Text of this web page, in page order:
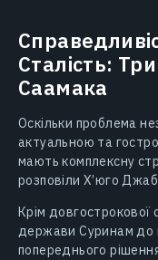
Сталість:
Саамака
Оскільки проблема
актуальною та
мають комплексну
розповіли Х’юго
Крім довгострокової
держави Суринам до
попереднього